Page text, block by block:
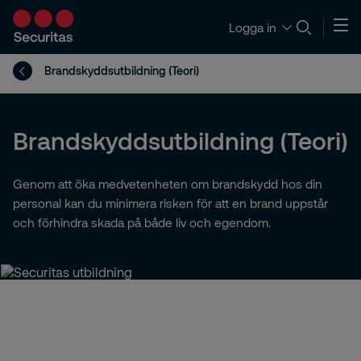
Logga in
Brandskyddsutbildning (Teori)
Brandskyddsutbildning (Teori)
Genom att öka medvetenheten om brandskydd hos din
personal kan du minimera risken för att en brand uppstår
och förhindra skada på både liv och egendom.